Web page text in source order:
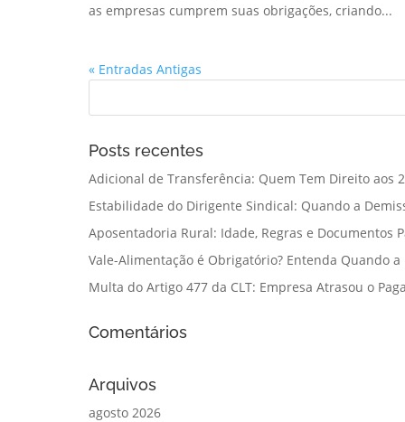
as empresas cumprem suas obrigações, criando...
« Entradas Antigas
Posts recentes
Adicional de Transferência: Quem Tem Direito aos
Estabilidade do Dirigente Sindical: Quando a
Aposentadoria Rural: Idade, Regras e Documentos
Vale-Alimentação é Obrigatório? Entenda Quando
Multa do Artigo 477 da CLT: Empresa Atrasou o
Comentários
Arquivos
agosto 2026